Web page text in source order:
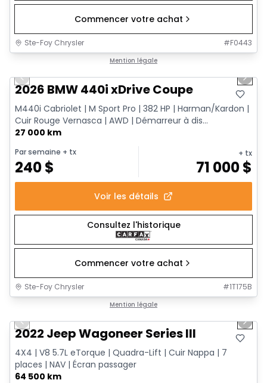
Commencer votre achat
Ste-Foy Chrysler #F0443
Mention légale
Previous slide Next
2026 BMW 440i xDrive Coupe
M440i Cabriolet | M Sport Pro | 382 HP | Harman/Kardon |
Cuir Rouge Vernasca | AWD | Démarreur à dis...
27 000 km
Par semaine + tx
240$
+ tx
71 000$
Voir les détails
Consultez l'historique
Commencer votre achat
Ste-Foy Chrysler #1T175B
Mention légale
Previous slide Next
2022 Jeep Wagoneer Series III
4X4 | V8 5.7L eTorque | Quadra-Lift | Cuir Nappa | 7
places | NAV | Écran passager
64 500 km